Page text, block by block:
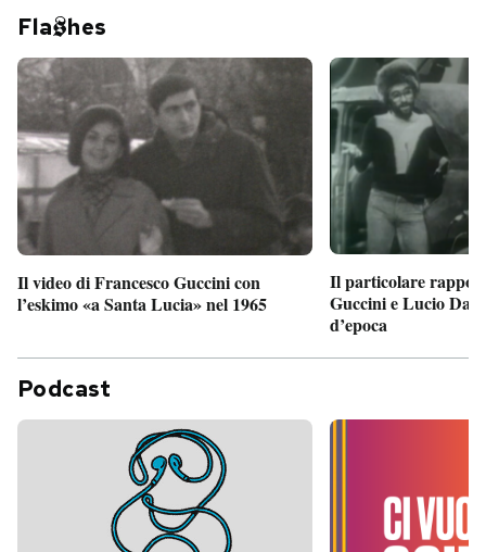
Fla hes
Il video di Francesco Guccini con
l’eskimo «a Santa Lucia» nel 1965
Il particolare
Guccini e Lucio
d’epoca
Podcast